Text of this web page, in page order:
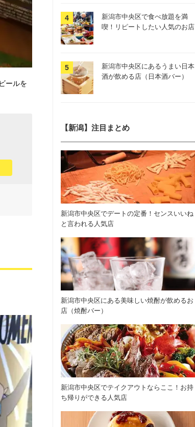
ールを
新潟市中央区で食べ放題を満
喫！リピートしたい人気のお店
新潟市中央区にあるうまい日本
酒が飲める店（日本酒バー）
【新潟】注目まとめ
新潟市中央区でデートの定番！センスいいね
と言われる人気店
新潟市中央区にある美味しい焼酎が飲めるお
店（焼酎バー）
新潟市中央区でテイクアウトならここ！お持
ち帰りができる人気店